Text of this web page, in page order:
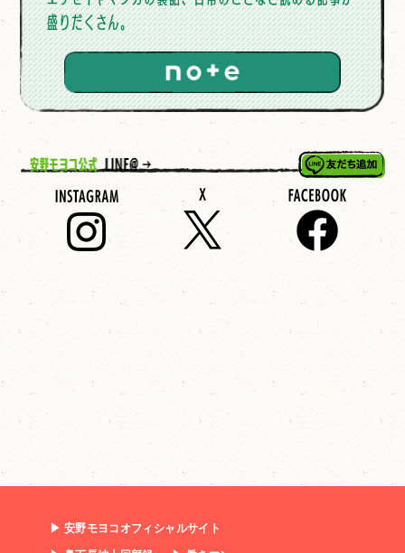
▶ 安野モヨコオフィシャルサイト